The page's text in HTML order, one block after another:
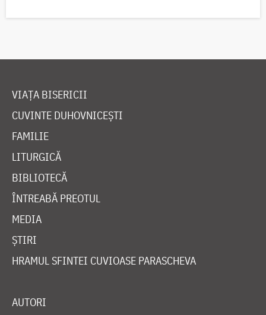
VIAȚA BISERICII
CUVINTE DUHOVNICEȘTI
FAMILIE
LITURGICĂ
BIBLIOTECĂ
ÎNTREABĂ PREOTUL
MEDIA
ȘTIRI
HRAMUL SFINTEI CUVIOASE PARASCHEVA
AUTORI